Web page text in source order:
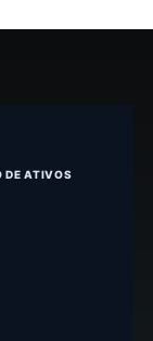
DE ATIVOS